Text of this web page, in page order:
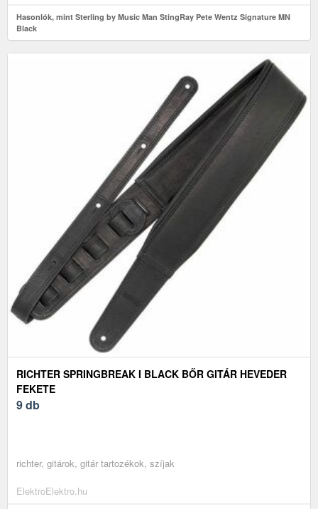
Hasonlók, mint Sterling by Music Man StingRay Pete Wentz Signature MN
Black
RICHTER SPRINGBREAK I BLACK BŐR GITÁR HEVEDER
FEKETE
9 db
richter, gitárok, gitár tartozékok, szíjak
ElektroElektro.hu